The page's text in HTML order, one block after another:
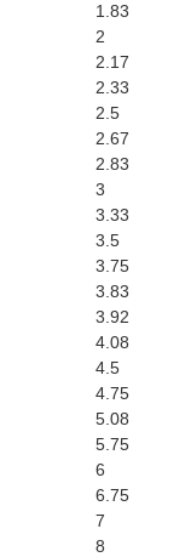
1.83
2
2.17
2.33
2.5
2.67
2.83
3
3.33
3.5
3.75
3.83
3.92
4.08
4.5
4.75
5.08
5.75
6
6.75
7
8